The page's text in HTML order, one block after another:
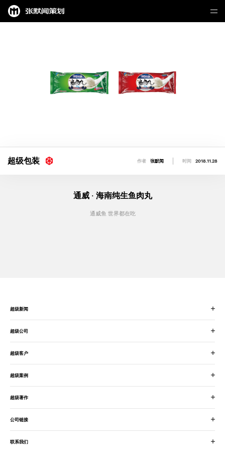
超级包装 作者 张默闻 时间 2018.11.28
通威 · 海南纯生鱼肉丸
通威鱼 世界都在吃
超级新闻
超级公司
超级客户
超级案例
超级著作
公司链接
联系我们